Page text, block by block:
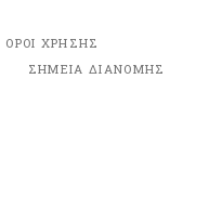
ΟΡΟΙ ΧΡΗΣΗΣ
ΣΗΜΕΙΑ ΔΙΑΝΟΜΗΣ